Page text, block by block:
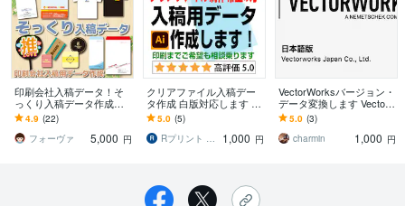
印刷会社入稿データ！そ
っくり入稿データ作成し
ます ビジネスや販促に必
要な商品から推し活グッ
ズなどまで対応可能
4.9 (22)
フォーヴァ
5,000 円
クリアファイル入稿デー
タ作成 白版対応します 10
00円〜見積必須印刷OKデ
ータ制作Illustrator
5.0 (5)
Rプリント CN支店
1,000 円
VectorWorksバージョン・
データ変換します Vector
Works2017〜2026の各種
データ変換
5.0 (3)
charmin
1,000 円